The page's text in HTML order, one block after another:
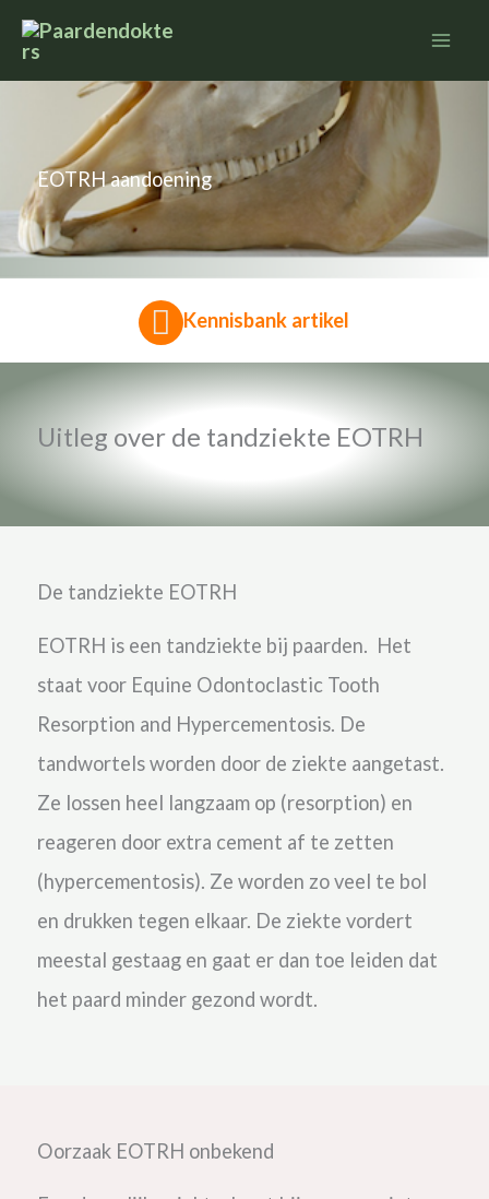
Ga
naar
EOTRH aandoening
Kennisbank artikel
Uitleg over de tandziekte EOTRH
De tandziekte EOTRH
EOTRH is een tandziekte bij paarden. Het
staat voor Equine Odontoclastic Tooth
Resorption and Hypercementosis. De
tandwortels worden door de ziekte aangetast.
Ze lossen heel langzaam op (resorption) en
reageren door extra cement af te zetten
(hypercementosis). Ze worden zo veel te bol
en drukken tegen elkaar. De ziekte vordert
meestal gestaag en gaat er dan toe leiden dat
het paard minder gezond wordt.
Oorzaak EOTRH onbekend